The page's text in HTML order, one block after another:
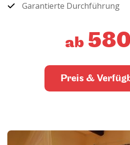
Garantierte Durchführung
ab
Preis &